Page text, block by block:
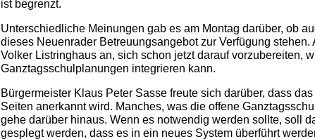
ist begrenzt.
Unterschiedliche Meinungen gab es am Montag darüber, ob
dieses Neuenrader Betreuungsangebot zur Verfügung
Volker Listringhaus an, sich schon jetzt darauf vorzubereiten,
Ganztagsschulplanungen integrieren kann.
Bürgermeister Klaus Peter Sasse freute sich darüber, dass
Seiten anerkannt wird. Manches, was die offene
gehe darüber hinaus. Wenn es notwendig werden sollte, soll
gesplegt werden, dass es in ein neues System überführt